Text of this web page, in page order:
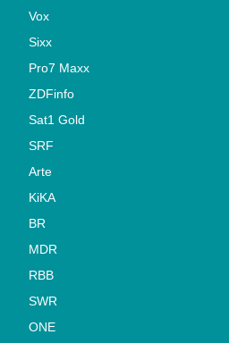
Vox
Sixx
Pro7 Maxx
ZDFinfo
Sat1 Gold
SRF
Arte
KiKA
BR
MDR
RBB
SWR
ONE